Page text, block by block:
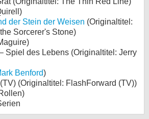
der Stein der Weisen (Originaltitel:
Sorcerer's Stone)
Spiel des Lebens (Originaltitel: Jerry
Benford)
(TV) (Originaltitel: FlashForward (TV))